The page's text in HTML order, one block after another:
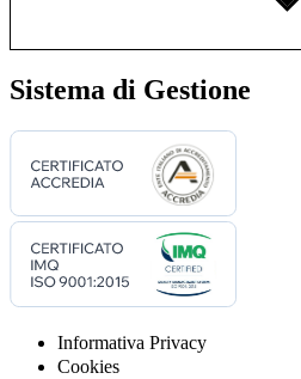
Sistema di Gestione
Informativa Privacy
Cookies